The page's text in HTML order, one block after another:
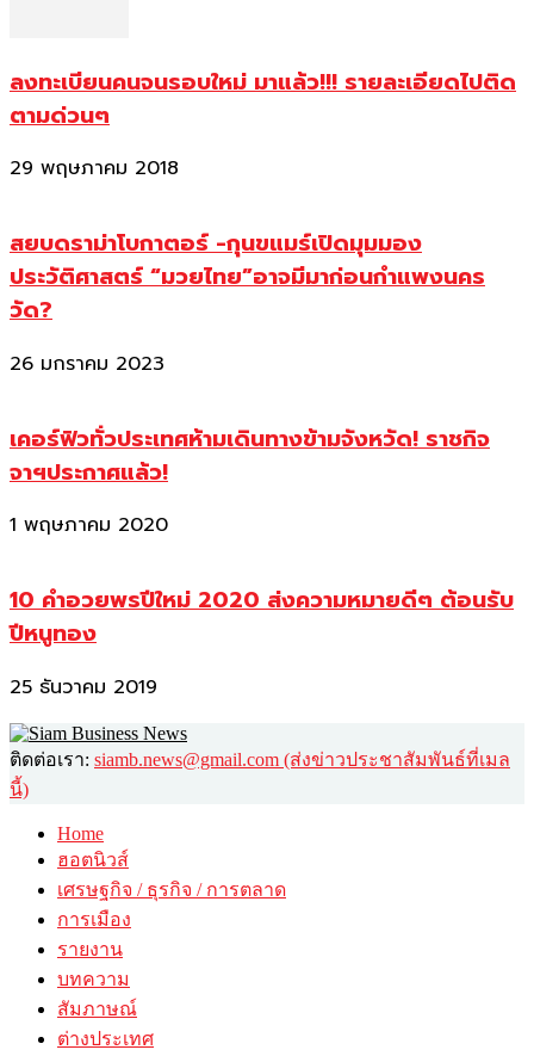
ลงทะเบียนคนจนรอบใหม่ มาแล้ว!!! รายละเอียดไปติด
ตามด่วนๆ
29 พฤษภาคม 2018
สยบดราม่าโบกาตอร์ -กุนขแมร์เปิดมุมมอง
ประวัติศาสตร์ “มวยไทย”อาจมีมาก่อนกำแพงนคร
วัด?
26 มกราคม 2023
เคอร์ฟิวทั่วประเทศห้ามเดินทางข้ามจังหวัด! ราชกิจ
จาฯประกาศแล้ว!
1 พฤษภาคม 2020
10 คำอวยพรปีใหม่ 2020 ส่งความหมายดีๆ ต้อนรับ
ปีหนูทอง
25 ธันวาคม 2019
ติดต่อเรา: siamb.news@gmail.com (ส่งข่าวประชาสัมพันธ์ที่เมล
นี้)
Home
ฮอตนิวส์
เศรษฐกิจ / ธุรกิจ / การตลาด
การเมือง
รายงาน
บทความ
สัมภาษณ์
ต่างประเทศ